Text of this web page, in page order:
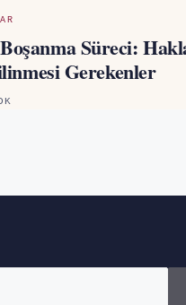
Süreci:
Gerekenler